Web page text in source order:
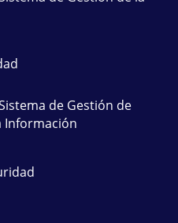
de Gestión de
Información